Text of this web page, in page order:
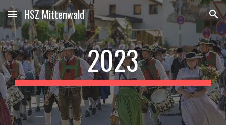
Skip to main content Skip to navigation
HSZ Mittenwald
2023